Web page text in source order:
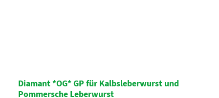
Diamant *OG* GP für Kalbsleberwurst und
Pommersche Leberwurst